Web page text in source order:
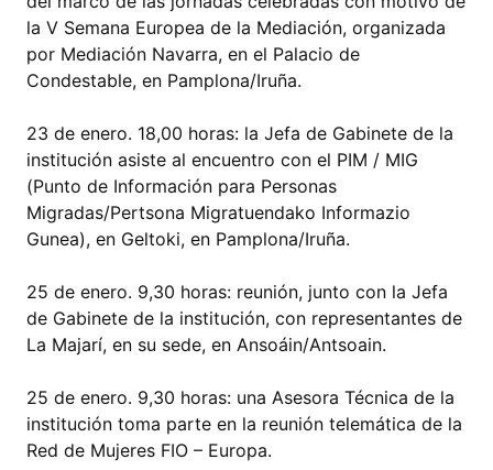
la V Semana Europea de la Mediación, organizada
por Mediación Navarra, en el Palacio de
Condestable, en Pamplona/Iruña.
23 de enero. 18,00 horas: la Jefa de Gabinete de la
institución asiste al encuentro con el PIM / MIG
(Punto de Información para Personas
Migradas/Pertsona Migratuendako Informazio
Gunea), en Geltoki, en Pamplona/Iruña.
25 de enero. 9,30 horas: reunión, junto con la Jefa
de Gabinete de la institución, con representantes de
La Majarí, en su sede, en Ansoáin/Antsoain.
25 de enero. 9,30 horas: una Asesora Técnica de la
institución toma parte en la reunión telemática de la
Red de Mujeres FIO – Europa.